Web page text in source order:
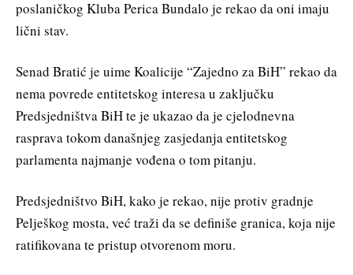
poslaničkog Kluba Perica Bundalo je rekao da oni imaju
lični stav.
Senad Bratić je uime Koalicije “Zajedno za BiH” rekao da
nema povrede entitetskog interesa u zaključku
Predsjedništva BiH te je ukazao da je cjelodnevna
rasprava tokom današnjeg zasjedanja entitetskog
parlamenta najmanje vođena o tom pitanju.
Predsjedništvo BiH, kako je rekao, nije protiv gradnje
Pelješkog mosta, već traži da se definiše granica, koja nije
ratifikovana te pristup otvorenom moru.